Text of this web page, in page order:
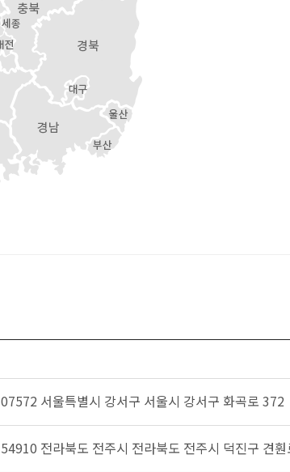
07572 서울특별시 강서구 서울시 강서구 화곡로 372
54910 전라북도 전주시 전라북도 전주시 덕진구 견